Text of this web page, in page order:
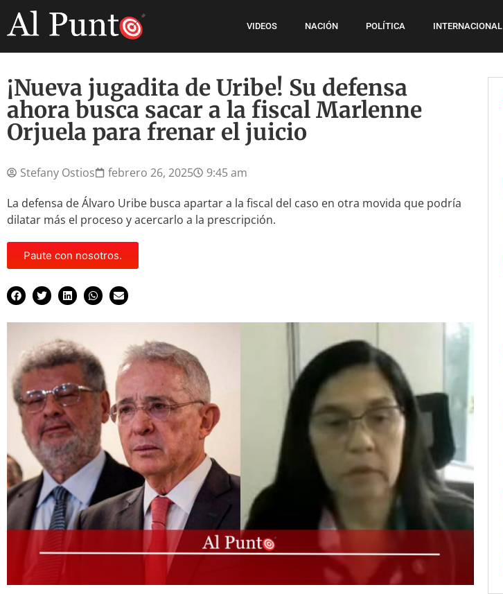
VIDEOS NACIÓN POLÍTICA INTERNACIONAL
¡Nueva jugadita de Uribe! Su defensa
ahora busca sacar a la fiscal Marlenne
Orjuela para frenar el juicio
Stefany Ostios febrero 26, 2025
9:45 am
La defensa de Álvaro Uribe busca apartar a la fiscal del caso en otra movida que podría
dilatar más el proceso y acercarlo a la prescripción.
Paute con nosotros.